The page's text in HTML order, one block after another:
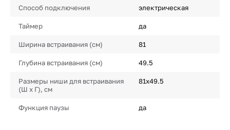
Способ подключения электрическая
Таймер да
Ширина встраивания (см) 81
Глубина встраивания (см) 49.5
Размеры ниши для встраивания
(Ш х Г), см
81х49.5
Функция паузы да